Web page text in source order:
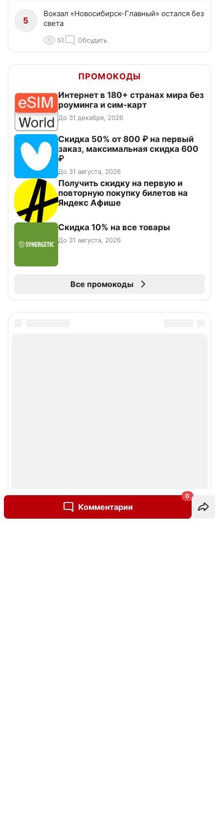
Комментарии
0
5
Вокзал «Новосибирск-Главный» остался без
света
51 Обсудить
ПРОМОКОДЫ
Интернет в 180+ странах мира без
роуминга и сим-карт
До 31 декабря, 2026
Скидка 50% от 800 ₽ на первый
заказ, максимальная скидка 600
₽
До 31 августа, 2026
Получить скидку на первую и
повторную покупку билетов на
Яндекс Афише
Скидка 10% на все товары
До 31 августа, 2026
Все промокоды